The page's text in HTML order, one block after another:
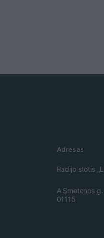
Adresas
Radijo stotis
A.Smetonos
01115